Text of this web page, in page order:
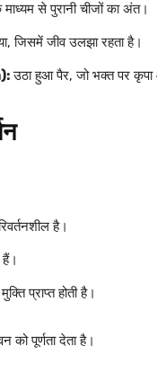
से पुरानी चीजों का अंत।
जिसमें जीव उलझा रहता है।
उठा हुआ पैर, जो भक्त पर कृपा
है।
प्राप्त होती है।
को पूर्णता देता है।